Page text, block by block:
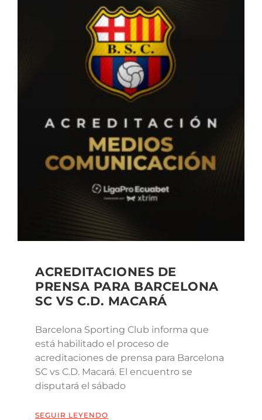
ACREDITACIONES DE
PRENSA PARA BARCELONA
SC VS C.D. MACARÁ
Barcelona Sporting Club informa que
está habilitado el proceso de
acreditaciones de prensa para Barcelona
SC vs C.D. Macará. El encuentro se
disputará el sábado
SEGUIR LEYENDO